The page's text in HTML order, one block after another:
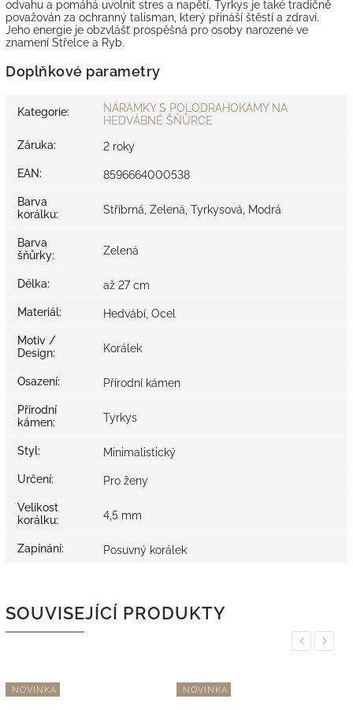
odvahu a pomáhá uvolnit stres a napětí. Tyrkys je také tradičně
považován za ochranný talisman, který přináší štěstí a zdraví.
Jeho energie je obzvlášť prospěšná pro osoby narozené ve
znamení Střelce a Ryb.
Doplňkové parametry
Kategorie:
NÁRAMKY S POLODRAHOKAMY NA
HEDVÁBNÉ ŠŇŮRCE
Záruka: 2 roky
EAN: 8596664000538
Barva
korálku: Stříbrná, Zelená, Tyrkysová, Modrá
Barva
šňůrky: Zelená
Délka: až 27 cm
Materiál: Hedvábí, Ocel
Motiv /
Design: Korálek
Osazení: Přírodní kámen
Přírodní
kámen: Tyrkys
Styl: Minimalistický
Určení: Pro ženy
Velikost
korálku: 4,5 mm
Zapínání: Posuvný korálek
SOUVISEJÍCÍ PRODUKTY
Previous
Next